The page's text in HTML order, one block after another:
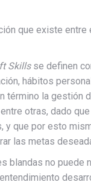
que existe
Skillsse definen
hábitos
término la
otras, dado
que por esto
las metas
blandas no